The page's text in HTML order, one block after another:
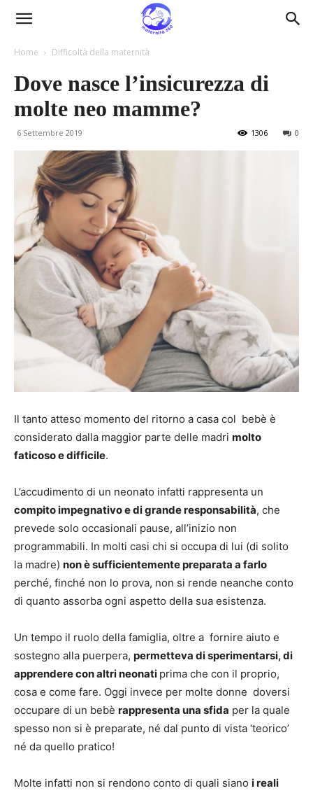
Maternità360
Home Difficoltà della maternità
Dove nasce l’insicurezza di
molte neo mamme?
6 Settembre 2019 0
1306
Il tanto atteso momento del ritorno a casa col bebè è
considerato dalla maggior parte delle madri molto
faticoso e difficile.
L’accudimento di un neonato infatti rappresenta un
compito impegnativo e di grande responsabilità, che
prevede solo occasionali pause, all’inizio non
programmabili. In molti casi chi si occupa di lui (di solito
la madre) non è sufficientemente preparata a farlo
perché, finché non lo prova, non si rende neanche conto
di quanto assorba ogni aspetto della sua esistenza.
Un tempo il ruolo della famiglia, oltre a fornire aiuto e
sostegno alla puerpera, permetteva di sperimentarsi, di
apprendere con altri neonati prima che con il proprio,
cosa e come fare. Oggi invece per molte donne doversi
occupare di un bebè rappresenta una sfida per la quale
spesso non si è preparate, né dal punto di vista ‘teorico’
né da quello pratico!
Molte infatti non si rendono conto di quali siano i reali